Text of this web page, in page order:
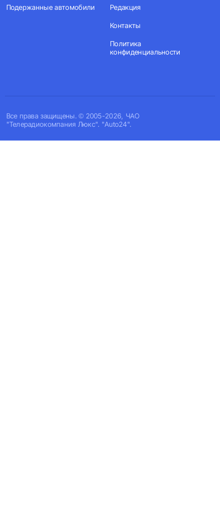
Все права защищены. © 2005-2026, ЧАО
"Телерадиокомпания Люкс". "Auto24".
Подержанные автомобили Редакция
Контакты
Политика
конфиденциальности